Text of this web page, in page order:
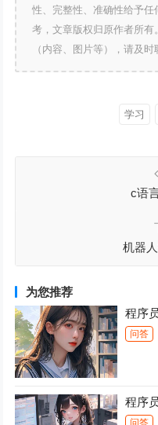
性、完整性、准确性给予
考，文章版权归原作者所
（内容、图片等），请及
学习
c语
机器
为您推荐
程序
问答
程序
问答